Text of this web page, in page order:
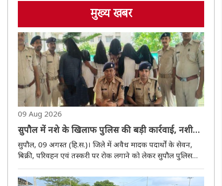
मुख्य खबर
09 Aug 2026
सुपौल में नशे के खिलाफ पुलिस की बड़ी कार्रवाई, नशीला
इंजेक्शन और नेपाली शराब बरामद, छह गिरफ्तार
सुपौल, 09 अगस्त (हि.स.)। जिले में अवैध मादक पदार्थों के सेवन,
बिक्री, परिवहन एवं तस्करी पर रोक लगाने को लेकर सुपौल पुलिस
द्वारा चलाए जा रहे विशेष अभियान के दौरान पिपरा थाना क्षेत्र में बड़ी
कार्रवाई की गई है। पुलिस ने अलग-अलग कार्रवाई में 254 ..